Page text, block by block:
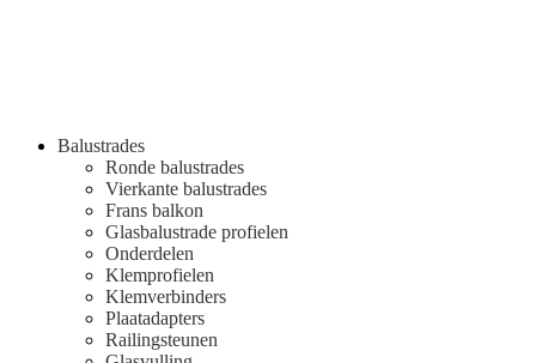
Balustrades
Ronde balustrades
Vierkante balustrades
Frans balkon
Glasbalustrade profielen
Onderdelen
Klemprofielen
Klemverbinders
Plaatadapters
Railingsteunen